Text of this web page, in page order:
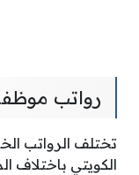
رواتب
تختلف الرواتب
الكويتي باختلاف